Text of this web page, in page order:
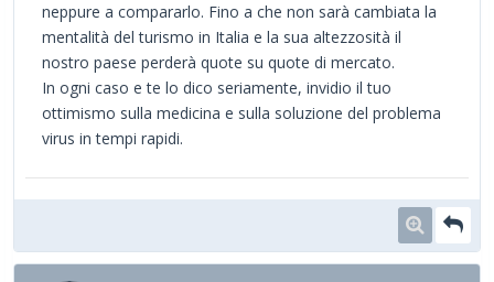
neppure a compararlo. Fino a che non sarà cambiata la
mentalità del turismo in Italia e la sua altezzosità il
nostro paese perderà quote su quote di mercato.
In ogni caso e te lo dico seriamente, invidio il tuo
ottimismo sulla medicina e sulla soluzione del problema
virus in tempi rapidi.